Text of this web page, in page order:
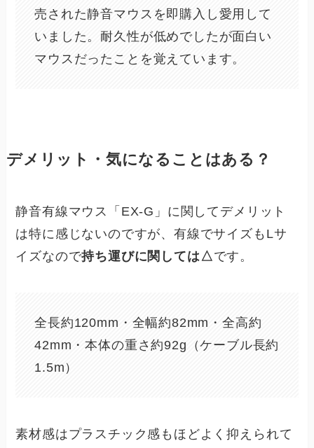
売された静音マウスを即購入し愛用して
いました。耐久性が低めでしたが面白い
マウスだったことを覚えています。
デメリット・気になることはある？
静音有線マウス「EX-G」に関してデメリット
は特に感じないのですが、有線でサイズもLサ
イズなので持ち運びに関しては△です。
全長約120mm・全幅約82mm・全高約
42mm・本体の重さ約92g（ケーブル長約
1.5m）
素材感はプラスチック感もほどよく抑えられて